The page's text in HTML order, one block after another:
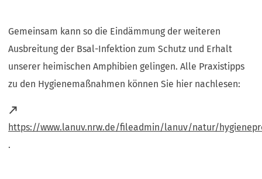
Gemeinsam kann so die Eindämmung der weiteren
Ausbreitung der Bsal-Infektion zum Schutz und Erhalt
unserer heimischen Amphibien gelingen. Alle Praxistipps
zu den Hygienemaßnahmen können Sie hier nachlesen:
https://www.lanuv.nrw.de/fileadmin/lanuv/natur/
(Öffnet
.